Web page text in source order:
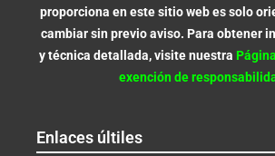
proporciona en este sitio web es solo
cambiar sin previo aviso. Para obtener
y técnica detallada, visite nuestra
exención de
Enlaces últiles